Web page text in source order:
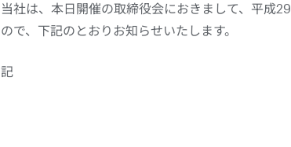
当社は、本日開催の取締役会におきまして、平成
ので、下記のとおりお知らせいたします。
記